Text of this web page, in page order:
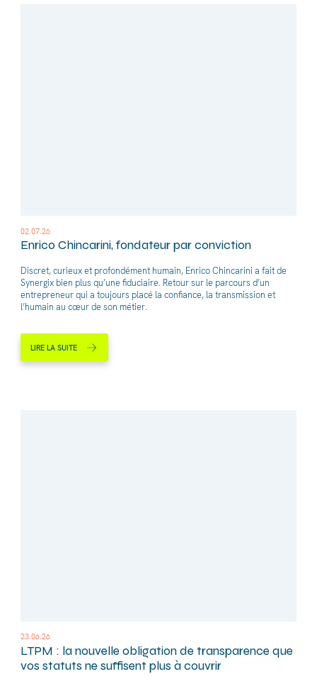
02.07.26
Enrico Chincarini, fondateur par conviction
Discret, curieux et profondément humain, Enrico Chincarini a fait de
Synergix bien plus qu’une fiduciaire. Retour sur le parcours d’un
entrepreneur qui a toujours placé la confiance, la transmission et
l’humain au cœur de son métier.
LIRE LA SUITE
23.06.26
LTPM : la nouvelle obligation de transparence que
vos statuts ne suffisent plus à couvrir